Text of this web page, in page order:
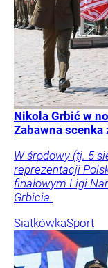
Nikola Grbić w
Zabawna
W środowy (tj. 5
reprezentacji
finałowym Ligi
Grbicia.
SiatkówkaSport